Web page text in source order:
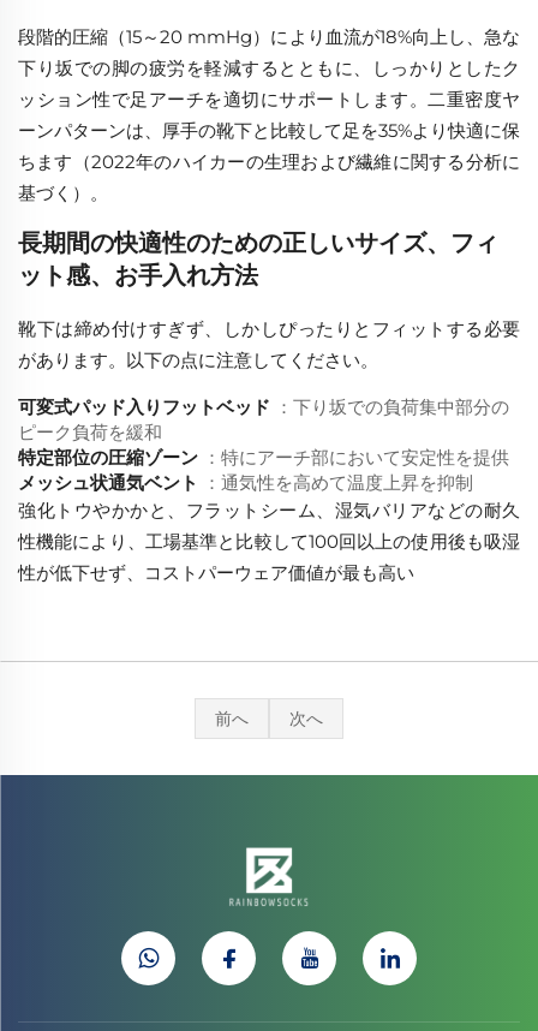
段階的圧縮（15～20 mmHg）により血流が18%向上し、急な
下り坂での脚の疲労を軽減するとともに、しっかりとしたク
ッション性で足アーチを適切にサポートします。二重密度ヤ
ーンパターンは、厚手の靴下と比較して足を35%より快適に保
ちます（2022年のハイカーの生理および繊維に関する分析に
基づく）。
長期間の快適性のための正しいサイズ、フィ
ット感、お手入れ方法
靴下は締め付けすぎず、しかしぴったりとフィットする必要
があります。以下の点に注意してください。
可変式パッド入りフットベッド ：下り坂での負荷集中部分の
ピーク負荷を緩和
特定部位の圧縮ゾーン ：特にアーチ部において安定性を提供
メッシュ状通気ベント
：通気性を高めて温度上昇を抑制
強化トウやかかと、フラットシーム、湿気バリアなどの耐久
性機能により、工場基準と比較して100回以上の使用後も吸湿
性が低下せず、コストパーウェア価値が最も高い
前へ 次へ